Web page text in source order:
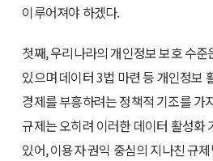
이루어져야 하겠다.
첫째, 우리나라의 개인정보 보호 수
있으며 데이터 3법 마련 등 개인정보
경제를 부흥하려는 정책적 기조를 가
규제는 오히려 이러한 데이터 활성화
있어, 이용자 권익 중심의 지나친 규